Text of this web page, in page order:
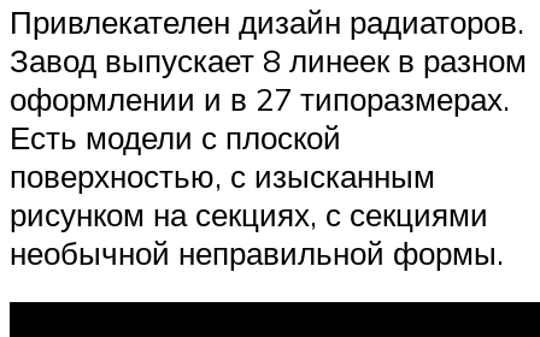
Привлекателен дизайн радиаторов.
Завод выпускает 8 линеек в разном
оформлении и в 27 типоразмерах.
Есть модели с плоской
поверхностью, с изысканным
рисунком на секциях, с секциями
необычной неправильной формы.